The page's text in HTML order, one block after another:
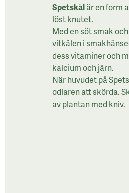
Spetskålär en form
löst knutet.
Med en söt smak
vitkålen i
dess vitaminer och
kalcium och järn.
När huvudet på
odlaren att skörda.
av plantan med kniv.